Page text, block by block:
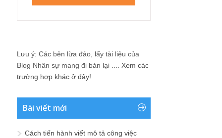
Lưu ý: Các bên lừa đảo, lấy tài liệu của
Blog Nhân sự mang đi bán lại .... Xem các
trường hợp khác ở đây!
Bài viết mới
Cách tiến hành viết mô tả công việc